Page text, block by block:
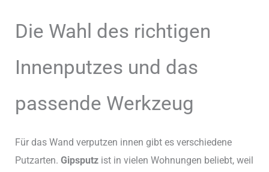
Die Wahl des richtigen
Innenputzes und das
passende Werkzeug
Für das Wand verputzen innen gibt es verschiedene
Putzarten.Gipsputz ist in vielen Wohnungen beliebt, weil